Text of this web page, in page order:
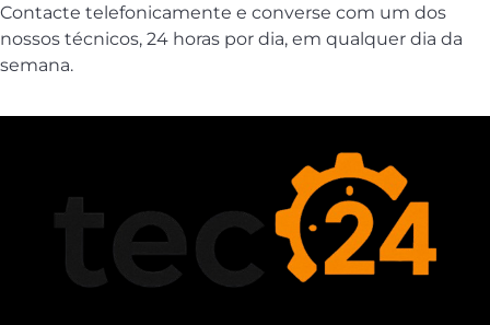
Contacte telefonicamente e converse com um dos
nossos técnicos, 24 horas por dia, em qualquer dia da
semana.